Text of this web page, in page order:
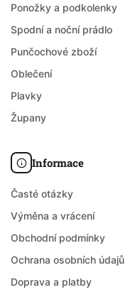
Ponožky a podkolenky
Spodní a noční prádlo
Punčochové zboží
Oblečení
Plavky
Župany
Informace
Časté otázky
Výměna a vrácení
Obchodní podmínky
Ochrana osobních údajů
Doprava a platby